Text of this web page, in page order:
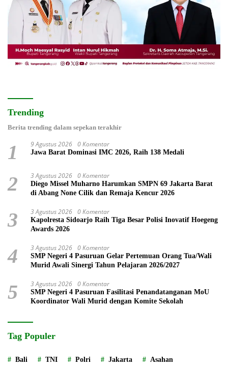
Trending
Berita trending dalam sepekan terakhir
1 9 Agustus 2026 0 Komentar
Jawa Barat Dominasi IMC 2026, Raih 138 Medali
2 3 Agustus 2026 0 Komentar
Diego Missel Muharno Harumkan SMPN 69 Jakarta Barat
di Abang None Cilik dan Remaja Kencur 2026
3 3 Agustus 2026 0 Komentar
Kapolresta Sidoarjo Raih Tiga Besar Polisi Inovatif Hoegeng
Awards 2026
4 3 Agustus 2026 0 Komentar
SMP Negeri 4 Pasuruan Gelar Pertemuan Orang Tua/Wali
Murid Awali Sinergi Tahun Pelajaran 2026/2027
5 3 Agustus 2026 0 Komentar
SMP Negeri 4 Pasuruan Fasilitasi Penandatanganan MoU
Koordinator Wali Murid dengan Komite Sekolah
Tag Populer
Bali TNI Polri Jakarta Asahan